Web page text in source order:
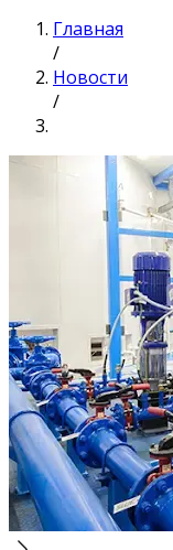
Главная
/
Новости
/